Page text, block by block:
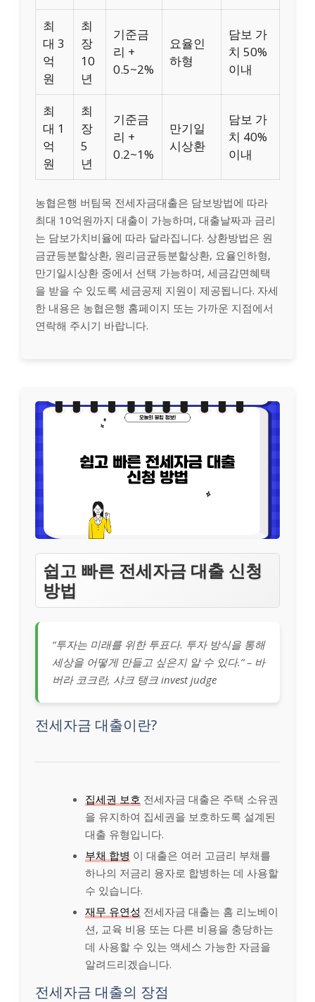
최
대 3
억
원
최
장
10
년
기준금
리 +
0.5~2%
요율인
하형
담보 가
치 50%
이내
최
대 1
억
원
최
장
5
년
기준금
리 +
0.2~1%
만기일
시상환
담보 가
치 40%
이내
농협은행 버팀목 전세자금대출은 담보방법에 따라
최대 10억원까지 대출이 가능하며, 대출날짜과 금리
는 담보가치비율에 따라 달라집니다. 상환방법은 원
금균등분할상환, 원리금균등분할상환, 요율인하형,
만기일시상환 중에서 선택 가능하며, 세금감면혜택
을 받을 수 있도록 세금공제 지원이 제공됩니다. 자세
한 내용은 농협은행 홈페이지 또는 가까운 지점에서
연락해 주시기 바랍니다.
쉽고 빠른 전세자금 대출 신청
방법
“투자는 미래를 위한 투표다. 투자 방식을 통해
세상을 어떻게 만들고 싶은지 알 수 있다.” – 바
버라 코크란, 샤크 탱크 invest judge
전세자금 대출이란?
집세권 보호 전세자금 대출은 주택 소유권
을 유지하여 집세권을 보호하도록 설계된
대출 유형입니다.
부채 합병 이 대출은 여러 고금리 부채를
하나의 저금리 융자로 합병하는 데 사용할
수 있습니다.
재무 유연성 전세자금 대출는 홈 리노베이
션, 교육 비용 또는 다른 비용을 충당하는
데 사용할 수 있는 액세스 가능한 자금을
알려드리겠습니다.
전세자금 대출의 장점